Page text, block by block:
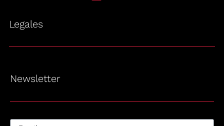
Legales
Newsletter